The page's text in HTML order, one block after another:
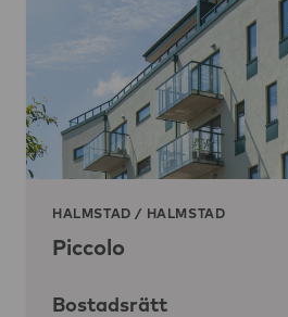
HALMSTAD / HALMSTAD
Piccolo
Bostadsrätt